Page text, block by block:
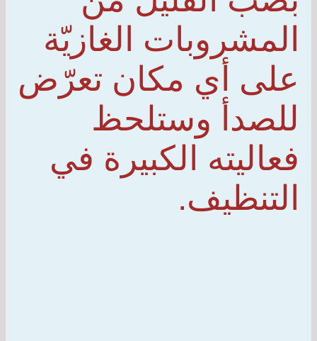
المشروبات الغازيّة
على أي مكان تعرّض
للصدأ وستلحظ
فعاليته الكبيرة في
التنظيف.